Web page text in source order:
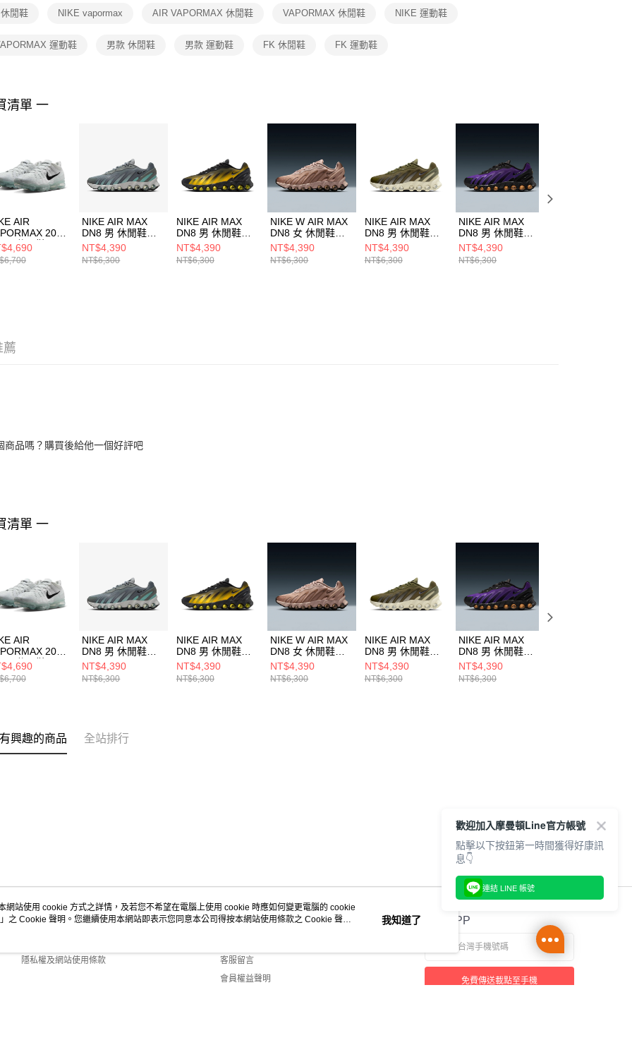
１．透過由恩沛科技股份有限公司提供之「AFTEE先享後付」服務完成之
交易，需依本服務之必要範圍內提供個人資料，並將交易相關給付款項請
２．關於個人資料處理事宜，請瀏覽以下網址：
形，恩沛科技股份有限公司將有權停止該用戶之使用額度並採取法律行
閒鞋 NIKE vapormax AIR VAPORMAX 休閒鞋 VAPORMAX 休閒鞋 NIKE 運動鞋
運動鞋 男款 休閒鞋 男款 運動鞋 FK 休閒鞋 FK 運動鞋
清單 一
AIR
2023
休閒鞋
NIKE AIR MAX
DN8 男 休閒鞋
IH4119009
NT$4,390
NT$6,300
NIKE AIR MAX
DN8 男 休閒鞋
IH4119006
NT$4,390
NT$6,300
NIKE W AIR MAX
DN8 女 休閒鞋
HF5509900
NT$4,390
NT$6,300
NIKE AIR MAX
DN8 男 休閒鞋
IH4119200
NT$4,390
NT$6,300
NIKE AIR MAX
DN8 男 休閒鞋
FQ7860009
NT$4,390
NT$6,300
薦
商品嗎？購買後給他一個好評吧
清單 一
AIR
2023
休閒鞋
NIKE AIR MAX
DN8 男 休閒鞋
IH4119009
NT$4,390
NT$6,300
NIKE AIR MAX
DN8 男 休閒鞋
IH4119006
NT$4,390
NT$6,300
NIKE W AIR MAX
DN8 女 休閒鞋
HF5509900
NT$4,390
NT$6,300
NIKE AIR MAX
DN8 男 休閒鞋
IH4119200
NT$4,390
NT$6,300
NIKE AIR MAX
DN8 男 休閒鞋
FQ7860009
NT$4,390
NT$6,300
興趣的商品 全站排行
關於我們
隱私權及網站使用條款
客服資訊
客服留言
會員權益聲明
官方APP
免費傳送載點至手機
網站使用 cookie 方式之詳情，及若您不希望在電腦上使用 cookie 時應如何變更電腦的 cookie
」之 Cookie 聲明。您繼續使用本網站即表示您同意本公司得按本網站使用條款之 Cookie 聲明
我知道了
歡迎加入摩曼頓Line官方帳號
點擊以下按鈕第一時間獲得好康訊
息👇
連結 LINE 帳號